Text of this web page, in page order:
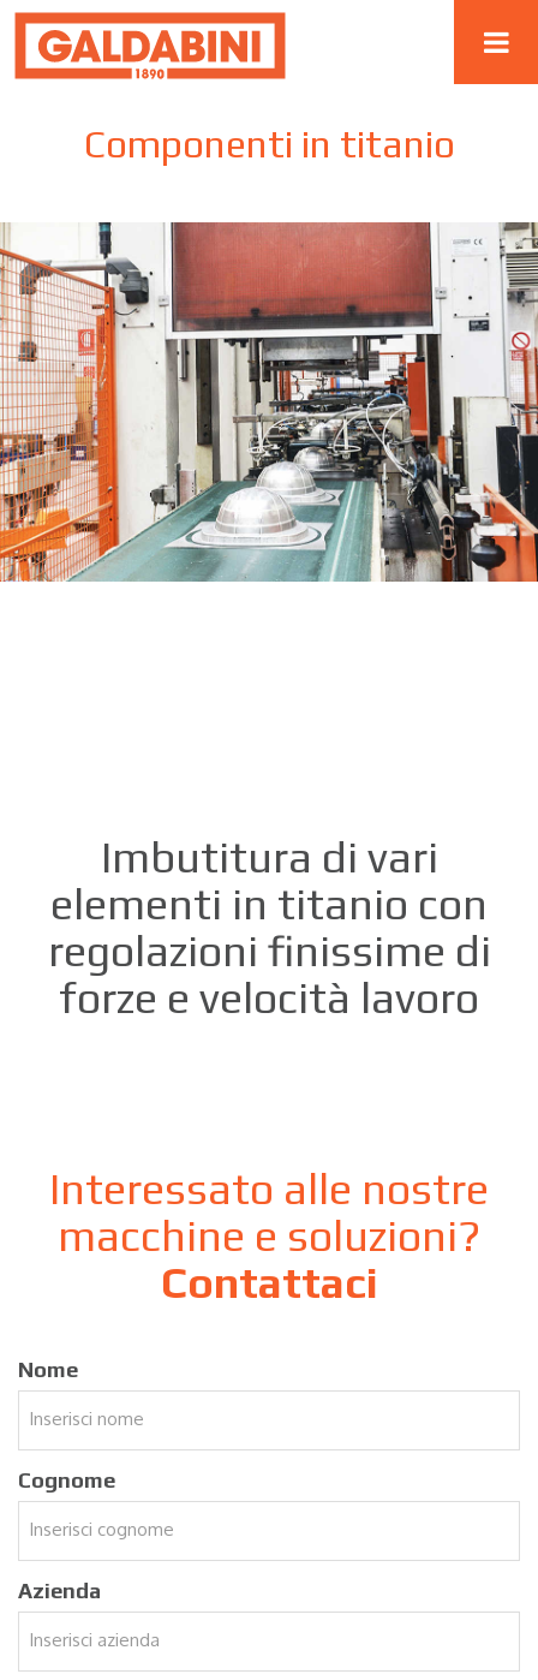
Componenti in titanio
Imbutitura di vari
elementi in titanio con
regolazioni finissime di
forze e velocità lavoro
Interessato alle nostre
macchine e soluzioni?
Contattaci
Nome
Cognome
Azienda